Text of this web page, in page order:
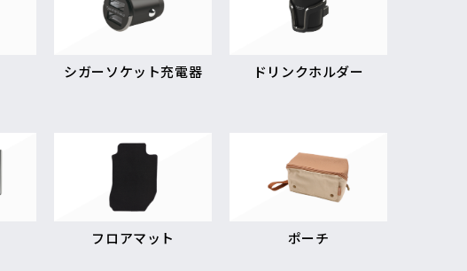
シガーソケット充電器 ドリンクホルダー
フロアマット ポーチ